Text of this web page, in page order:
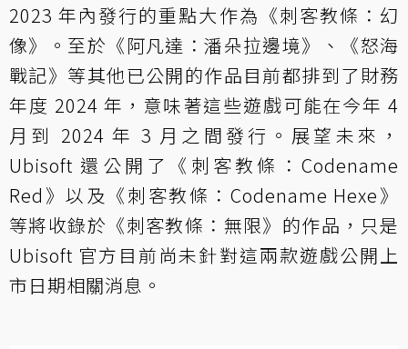
2023 年內發行的重點大作為《刺客教條：幻
像》。至於《阿凡達：潘朵拉邊境》、《怒海
戰記》等其他已公開的作品目前都排到了財務
年度 2024 年，意味著這些遊戲可能在今年 4
月到 2024 年 3 月之間發行。展望未來，
Ubisoft 還公開了《刺客教條：Codename
Red》以及《刺客教條：Codename Hexe》
等將收錄於《刺客教條：無限》的作品，只是
Ubisoft 官方目前尚未針對這兩款遊戲公開上
市日期相關消息。